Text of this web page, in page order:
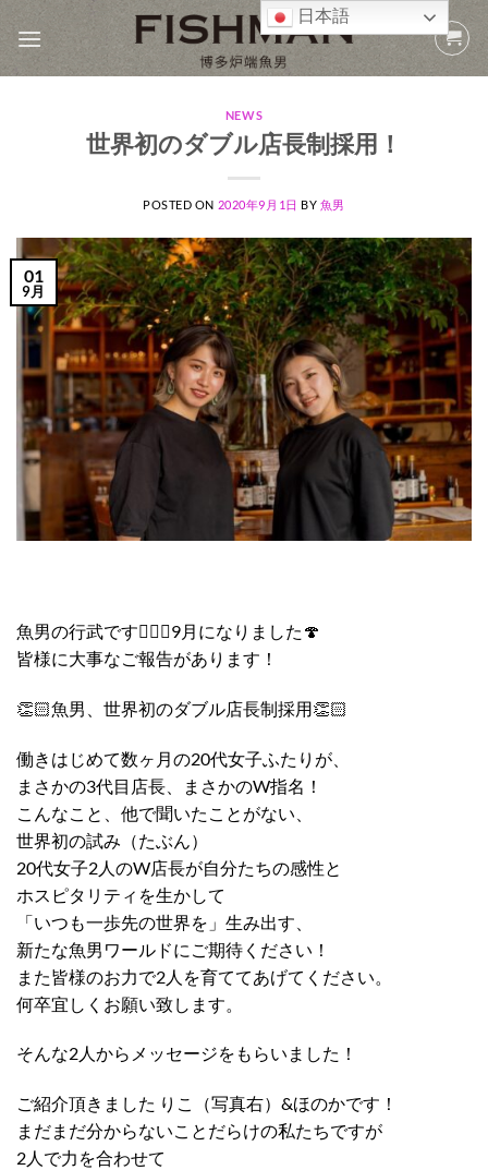
NEWS
世界初のダブル店長制採用！
POSTED ON 2020年9月1日 BY 魚男
01
9月
魚男の行武です🙇🏼‍♀️9月になりました🍄
皆様に大事なご報告があります！
👏🏻魚男、世界初のダブル店長制採用👏🏻
働きはじめて数ヶ月の20代女子ふたりが、
まさかの3代目店長、まさかのW指名！
こんなこと、他で聞いたことがない、
世界初の試み（たぶん）
20代女子2人のW店長が自分たちの感性と
ホスピタリティを生かして
「いつも一歩先の世界を」生み出す、
新たな魚男ワールドにご期待ください！
また皆様のお力で2人を育ててあげてください。
何卒宜しくお願い致します。
そんな2人からメッセージをもらいました！
ご紹介頂きました りこ（写真右）&ほのかです！
まだまだ分からないことだらけの私たちですが
2人で力を合わせて
日本語